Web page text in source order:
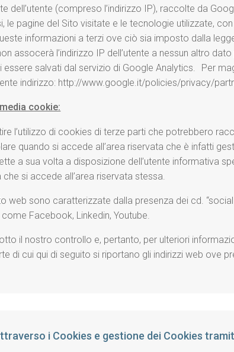
dell’utente (compreso l’indirizzo IP), raccolte da
le pagine del Sito visitate e le tecnologie utilizzate,
informazioni a terzi ove ciò sia imposto dalla
assocerà l’indirizzo IP dell’utente a nessun altro
salvati dal servizio di Google Analytics. Per
indirizzo: http://www.google.it/policies/privacy/
cookie:
l’utilizzo di cookies di terze parti che potrebbero
quando si accede all’area riservata che è infatti
a sua volta a disposizione dell’utente informativa
si accede all’area riservata stessa.
web sono caratterizzate dalla presenza dei cd.
Facebook, Linkedin, Youtube.
il nostro controllo e, pertanto, per ulteriori
di cui qui di seguito si riportano gli indirizzi web ove
i Cookies e gestione dei Cookies